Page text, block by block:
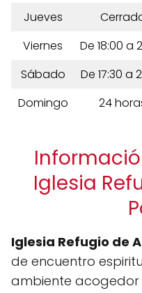
Jueves
Viernes
De 18:00 a
Sábado
De 17:30 a
Domingo
24
Iglesia
Iglesia Refugio de
de encuentro
ambiente